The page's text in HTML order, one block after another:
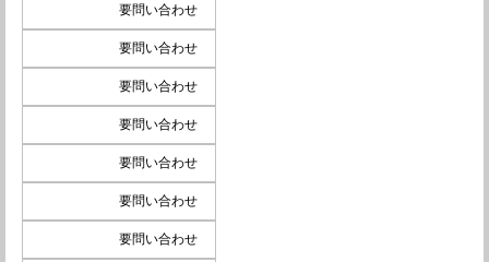
要問い合わせ
要問い合わせ
要問い合わせ
要問い合わせ
要問い合わせ
要問い合わせ
要問い合わせ